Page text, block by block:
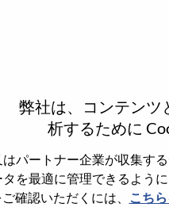
弊社は、コンテンツ
析するために
パートナー企業が収集す
タを最適に管理できるよう
確認いただくには、
こち
associated with
するためにリン